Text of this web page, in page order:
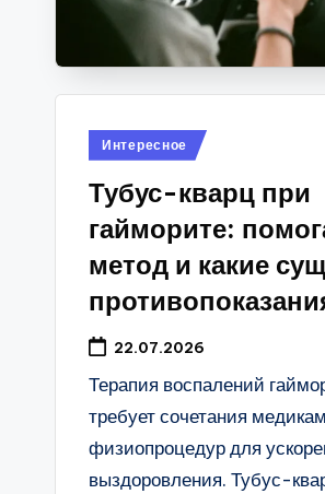
Опубликовано
Интересное
Тубус-кварц при
гайморите:
метод и какие
22.07.2026
Терапия воспалений
требует сочетания
физиопроцедур для
выздоровления. Тубус-